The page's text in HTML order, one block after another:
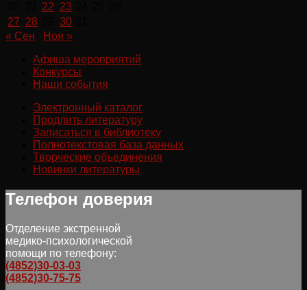
22 23
27 28 30
« Сен
Ноя »
Афиша мероприятий
Конкурсы
Наши события
Электронный каталог
Продлить литературу
Записаться в библиотеку
Полнотекстовая база данных
Творческие объединения
Новинки литературы
Телефон доверия
Отделение экстренной
медико-психологической
помощи по телефону:
(4852)30-03-03
(4852)30-75-75